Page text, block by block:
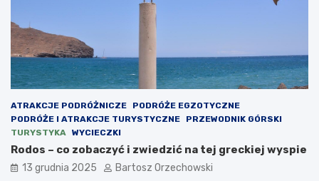
ATRAKCJE PODRÓŻNICZE
PODRÓŻE EGZOTYCZNE
PODRÓŻE I ATRAKCJE TURYSTYCZNE
PRZEWODNIK GÓRSKI
TURYSTYKA WYCIECZKI
Rodos – co zobaczyć i zwiedzić na tej greckiej wyspie
13 grudnia 2025 Bartosz Orzechowski